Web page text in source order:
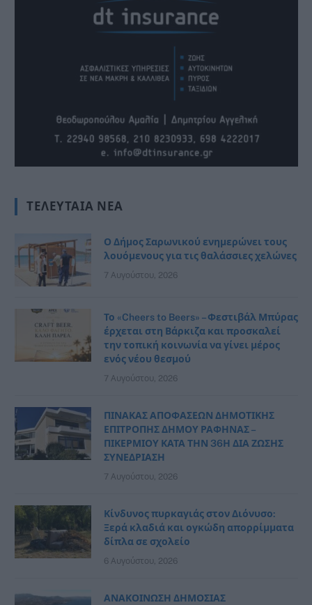
ΤΕΛΕΥΤΑΊΑ ΝΈΑ
Ο Δήμος Σαρωνικού ενημερώνει τους
λουόμενους για τις θαλάσσιες χελώνες
7 Αυγούστου, 2026
Το «Cheers to Beers» – Φεστιβάλ Μπύρας
έρχεται στη Βάρκιζα και προσκαλεί
την τοπική κοινωνία να γίνει μέρος
ενός νέου θεσμού
7 Αυγούστου, 2026
ΠΙΝΑΚΑΣ ΑΠΟΦΑΣΕΩΝ ΔΗΜΟΤΙΚΗΣ
ΕΠΙΤΡΟΠΗΣ ΔΗΜΟΥ ΡΑΦΗΝΑΣ –
ΠΙΚΕΡΜΙΟΥ ΚΑΤΑ ΤΗΝ 36Η ΔΙΑ ΖΩΣΗΣ
ΣΥΝΕΔΡΙΑΣΗ
7 Αυγούστου, 2026
Κίνδυνος πυρκαγιάς στον Διόνυσο:
Ξερά κλαδιά και ογκώδη απορρίμματα
δίπλα σε σχολείο
6 Αυγούστου, 2026
ΑΝΑΚΟΙΝΩΣΗ ΔΗΜΟΣΙΑΣ